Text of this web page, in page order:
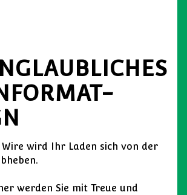
wird Ihr Laden sich von der
werden Sie mit Treue und